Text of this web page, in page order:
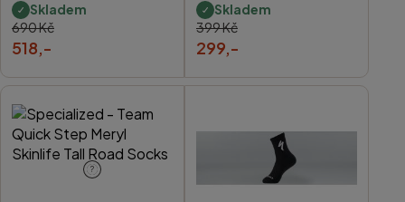
Skladem
690 Kč
518,-
Skladem
399 Kč
299,-
?